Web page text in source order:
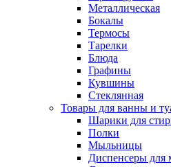
Металлическая
Бокалы
Термосы
Тарелки
Блюда
Графины
Кувшины
Стеклянная
Товары для ванны и
Шарики для
Полки
Мыльницы
Диспенсеры для